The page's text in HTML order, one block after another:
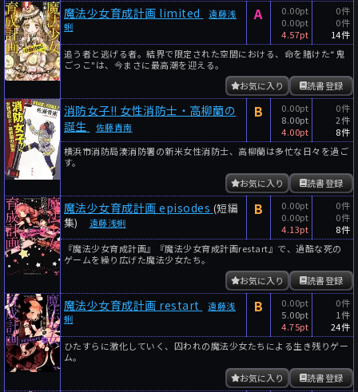
魔法少女育成計画 limited
遠藤浅
蜊
A
0.00pt
0.00pt
4.57pt
0件
0件
14件
追う者と逃げる者。結界で限定された空間における、命を賭けた“鬼
ごっこ"は、今まさに最高潮を迎える。
読書登録
お気に入り
消防女子!! 女性消防士・高柳蘭の
誕生
佐藤青南
B
0.00pt
8.00pt
4.00pt
0件
2件
8件
横浜市消防局湊消防署の新米女性消防士、高柳蘭は多忙な日々を過ご
す。
読書登録
お気に入り
魔法少女育成計画 episodes (短編
集)
遠藤浅蜊
B
0.00pt
0.00pt
4.13pt
0件
0件
8件
『魔法少女育成計画』『魔法少女育成計画restart』で、過酷な死の
ゲームを繰り広げた魔法少女たち。
読書登録
お気に入り
魔法少女育成計画 restart
遠藤浅
蜊
B
0.00pt
5.00pt
4.75pt
0件
1件
24件
ひたすらに激化していく、囚われの魔法少女たちによる生き残りゲー
ム。
読書登録
お気に入り